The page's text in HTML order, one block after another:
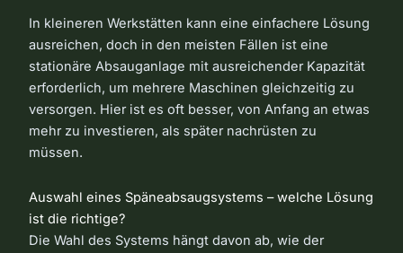
In kleineren Werkstätten kann eine einfachere Lösung
ausreichen, doch in den meisten Fällen ist eine
stationäre Absauganlage mit ausreichender Kapazität
erforderlich, um mehrere Maschinen gleichzeitig zu
versorgen. Hier ist es oft besser, von Anfang an etwas
mehr zu investieren, als später nachrüsten zu
müssen.
Auswahl eines Späneabsaugsystems – welche Lösung
ist die richtige?
Die Wahl des Systems hängt davon ab, wie der